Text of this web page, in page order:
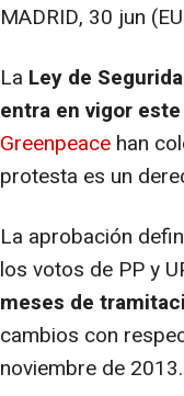
MADRID, 30 jun
La Ley de
entra en vigor
Greenpeace han
protesta es un
La aprobación
los votos de PP y
meses de
cambios con
noviembre de 2013.